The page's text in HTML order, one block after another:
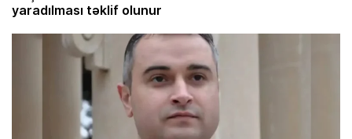
yaradılması təklif olunur